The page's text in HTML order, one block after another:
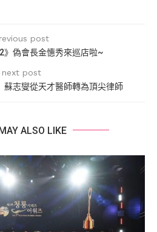
post
》偽會長金憓秀來巡店啦~
next post
蘇志燮從天才醫師轉為頂尖律師
ALSO LIKE